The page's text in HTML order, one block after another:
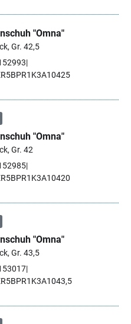
"Omna"
Gr. 42,5
"Omna"
Gr. 42
"Omna"
Gr. 43,5